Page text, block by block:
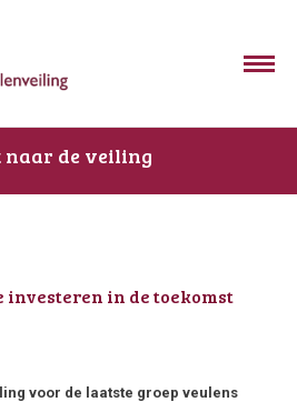
naar de veiling
investeren in de toekomst
voor de laatste groep veulens